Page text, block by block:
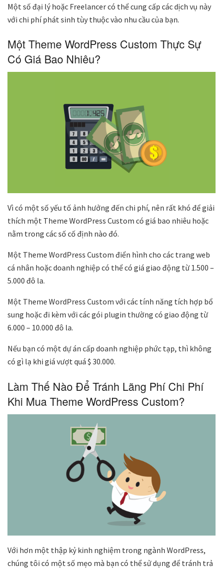
Một số đại lý hoặc Freelancer có thể cung cấp các dịch vụ này
với chi phí phát sinh tùy thuộc vào nhu cầu của bạn.
Một Theme WordPress Custom Thực Sự
Có Giá Bao Nhiêu?
Vì có một số yếu tố ảnh hưởng đến chi phí, nên rất khó để giải
thích một Theme WordPress Custom có giá bao nhiêu hoặc
nằm trong các số cố định nào đó.
Một Theme WordPress Custom điển hình cho các trang web
cá nhân hoặc doanh nghiệp có thể có giá giao động từ 1.500 –
5.000 đô la.
Một Theme WordPress Custom với các tính năng tích hợp bổ
sung hoặc đi kèm với các gói plugin thường có giao động từ
6.000 – 10.000 đô la.
Nếu bạn có một dự án cấp doanh nghiệp phức tạp, thì không
có gì lạ khi giá vượt quá $ 30.000.
Làm Thế Nào Để Tránh Lãng Phí Chi Phí
Khi Mua Theme WordPress Custom?
Với hơn một thập kỷ kinh nghiệm trong ngành WordPress,
chúng tôi có một số mẹo mà bạn có thể sử dụng để tránh trả